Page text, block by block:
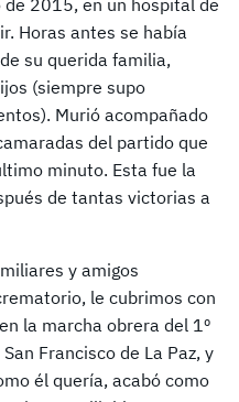
Horas antes se había
su querida familia,
(siempre supo
Murió acompañado
del partido que
minuto. Esta fue la
de tantas victorias a
y amigos
le cubrimos con
la marcha obrera del 1º
Francisco de La Paz, y
él quería, acabó como